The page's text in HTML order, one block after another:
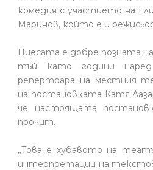
комедия с участието на
Маринов, който е и
Пиесата е добре позната
тъй като години
репертоара на местния
на постановката Катя
че настоящата
прочит.
„Това е хубавото на
интерпретации на